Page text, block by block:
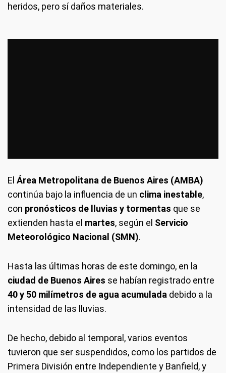
heridos, pero sí daños materiales.
El Área Metropolitana de Buenos Aires (AMBA)
continúa bajo la influencia de un clima inestable,
con pronósticos de lluvias y tormentas que se
extienden hasta el martes, según el Servicio
Meteorológico Nacional (SMN).
Hasta las últimas horas de este domingo, en la
ciudad de Buenos Aires se habían registrado entre
40 y 50 milímetros de agua acumulada debido a la
intensidad de las lluvias.
De hecho, debido al temporal, varios eventos
tuvieron que ser suspendidos, como los partidos de
Primera División entre Independiente y Banfield, y